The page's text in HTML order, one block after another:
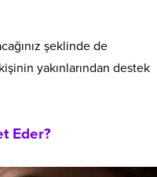
şeklinde de
yakınlarından destek
Eder?